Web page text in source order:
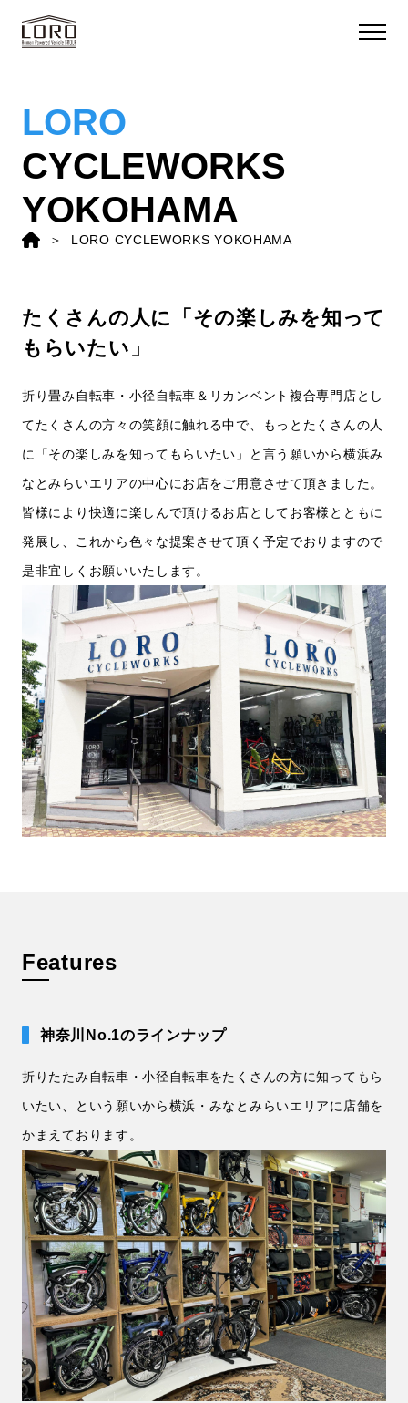
LORO
CYCLEWORKS
YOKOHAMA
LORO CYCLEWORKS YOKOHAMA
たくさんの人に「その楽しみを知って
もらいたい」
折り畳み自転車・小径自転車＆リカンベント複合専門店とし
てたくさんの方々の笑顔に触れる中で、もっとたくさんの人
に「その楽しみを知ってもらいたい」と言う願いから横浜み
なとみらいエリアの中心にお店をご用意させて頂きました。
皆様により快適に楽しんで頂けるお店としてお客様とともに
発展し、これから色々な提案させて頂く予定でおりますので
是非宜しくお願いいたします。
Features
神奈川No.1のラインナップ
折りたたみ自転車・小径自転車をたくさんの方に知ってもら
いたい、という願いから横浜・みなとみらいエリアに店舗を
かまえております。